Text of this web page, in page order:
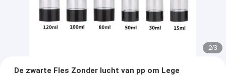
2/3
De zwarte Fles Zonder lucht van pp om Lege